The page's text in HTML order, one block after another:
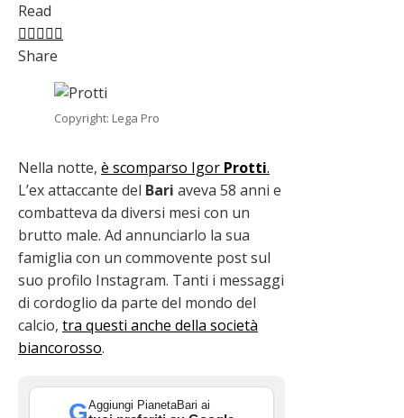
Read
Facebook
Twitter
LinkedIn
Pinterest
Stumbleupon
Share
Copyright: Lega Pro
Nella notte, è scomparso Igor Protti.
L’ex attaccante del Bari aveva 58 anni e
combatteva da diversi mesi con un
brutto male. Ad annunciarlo la sua
famiglia con un commovente post sul
suo profilo Instagram. Tanti i messaggi
di cordoglio da parte del mondo del
calcio, tra questi anche della società
biancorosso.
GAggiungi PianetaBari ai